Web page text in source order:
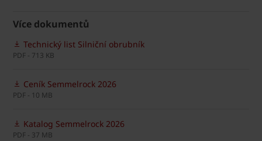
Více dokumentů
Technický list Silniční obrubník
PDF - 713 KB
Ceník Semmelrock 2026
PDF - 10 MB
Katalog Semmelrock 2026
PDF - 37 MB